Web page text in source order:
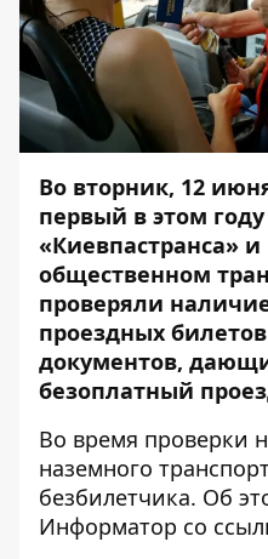
Во вторник, 12
первый в этом
«Киевпастранса»
общественном
проверяли
проездных
документов,
безоплатный
Во время проверки
наземного
безбилетчика. Об
Информатор со